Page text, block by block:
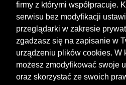
firmy z którymi współpracuje.
serwisu bez modyfikacji
przeglądarki w zakresie
zgadzasz się na zapisanie w
urządzeniu plików cookies. W
możesz zmodyfikować swoje
oraz skorzystać ze swoich
© 2026 by MotoWhizzer.com
All rights reserved.
KONTAKT
ul. Chopina 16, I piętro